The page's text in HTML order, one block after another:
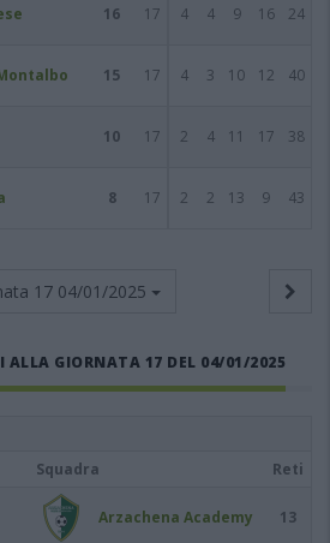
16 17 4 4 9 16 24
15 17 4 3 10 12 40
10 17 2 4 11 17 38
8 17 2 2 13 9 43
17 04/01/2025
ALLA GIORNATA 17 DEL 04/01/2025
Squadra Reti
Arzachena Academy 13